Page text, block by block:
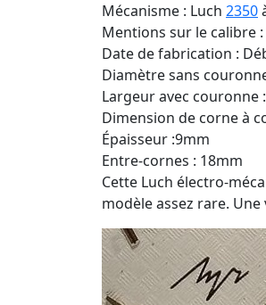
Mécanisme : Luch 2350
Mentions sur le calibre
Date de fabrication :
Diamètre sans
Largeur avec couronne
Dimension de corne à
Épaisseur :9mm
Entre-cornes : 18mm
Cette Luch électro-
modèle assez rare.